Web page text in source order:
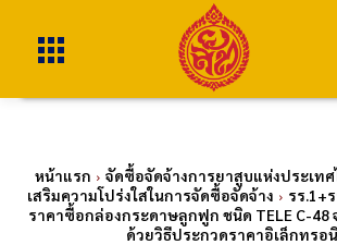
หน้าแรก จัดซื้อจัดจ้างการยาสูบแห่งประเท
เสริมความโปร่งใสในการจัดซื้อจัดจ้าง
รร.1+
ราคาซื้อกล่องกระดาษลูกฟูก ชนิด TELE C-48
ด้วยวิธีประกวดราคาอิเล็กทรอ